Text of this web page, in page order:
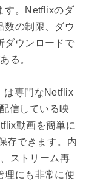
す。Netflixのダ
数の制限、ダウ
ダウンロードで
る。
は専門なNetflix
信している映
動画を簡単に
存できます。内
ストリーム再
理にも非常に便